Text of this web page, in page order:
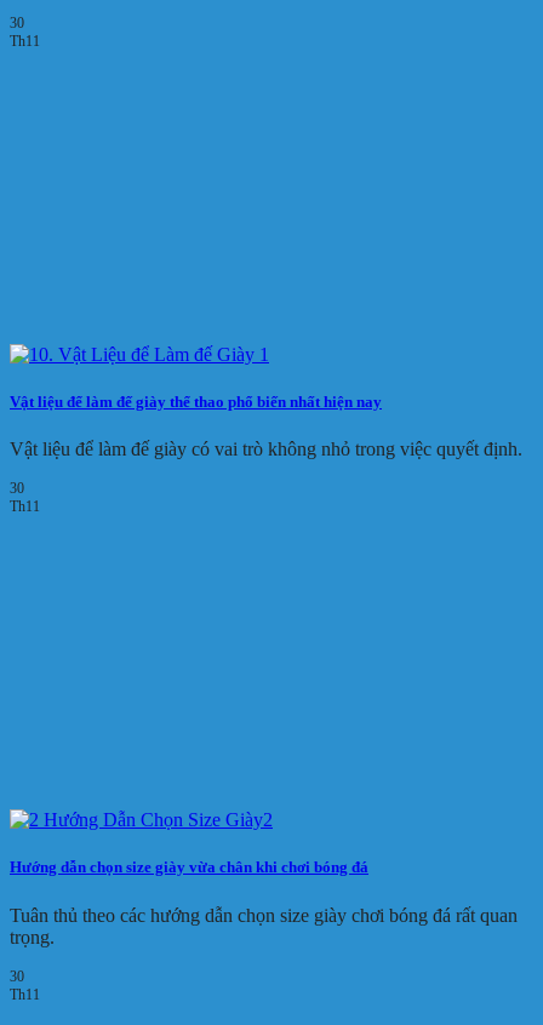
30
Th11
Vật liệu để làm đế giày thể thao phổ biến nhất hiện nay
Vật liệu để làm đế giày có vai trò không nhỏ trong việc quyết định.
30
Th11
Hướng dẫn chọn size giày vừa chân khi chơi bóng đá
Tuân thủ theo các hướng dẫn chọn size giày chơi bóng đá rất quan
trọng.
30
Th11